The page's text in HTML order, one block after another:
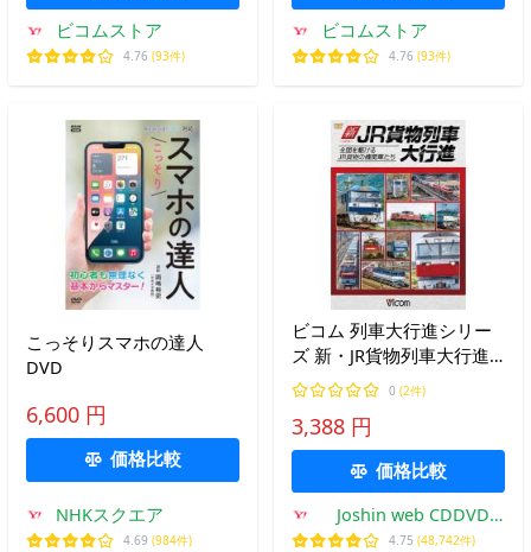
ビコムストア
4.76 (93件)
ビコムストア
4.76 (93件)
こっそりスマホの達人
DVD
6,600 円
価格比較
NHKスクエア
4.69 (984件)
ビコム 列車大行進シリー
ズ 新・JR貨物列車大行進
全国を駆けるJR貨物の機関
車たち/鉄道[DVD]【返品
種別A】
0 (2件)
3,388 円
価格比較
Joshin web CDDVD
Yahoo!店
4.75 (48,742件)